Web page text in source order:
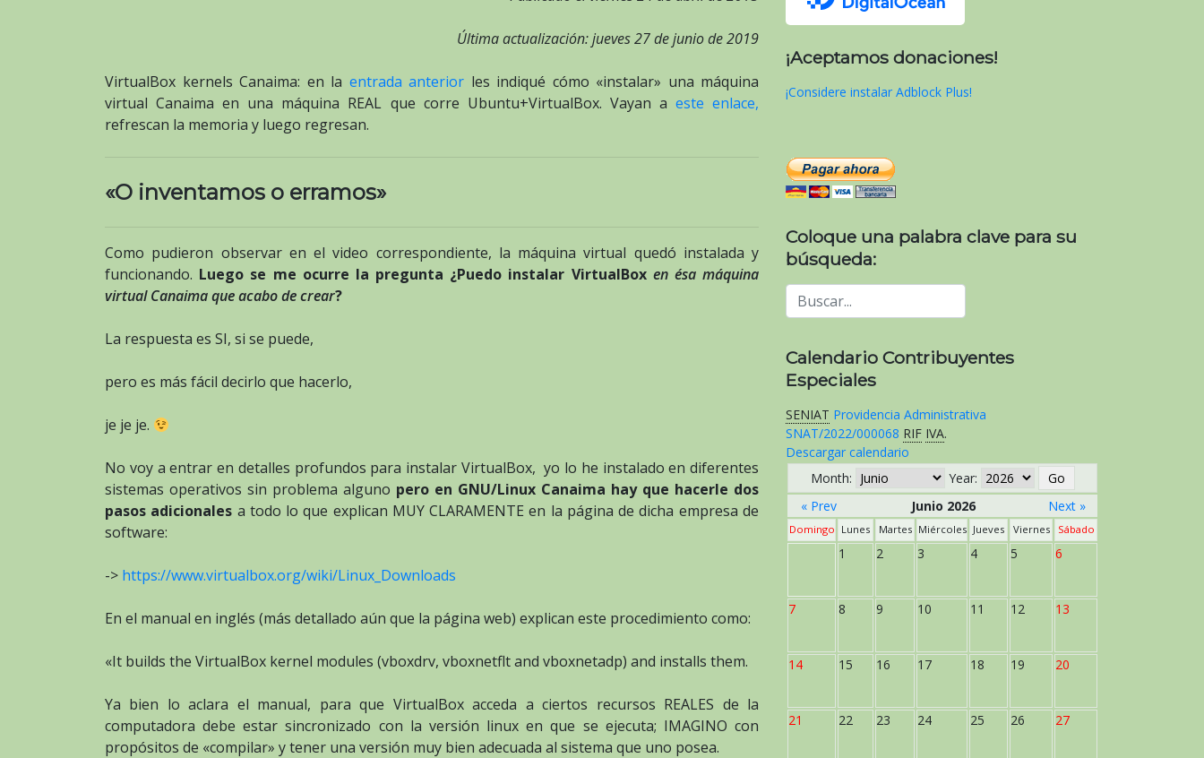
Última actualización: jueves 27 de junio de 2019
VirtualBox kernels Canaima: en la entrada anterior les indiqué cómo «instalar» una máquina
virtual Canaima en una máquina REAL que corre Ubuntu+VirtualBox. Vayan a este enlace,
refrescan la memoria y luego regresan.
«O inventamos o erramos»
Como pudieron observar en el video correspondiente, la máquina virtual quedó instalada y
funcionando. Luego se me ocurre la pregunta ¿Puedo instalar VirtualBox en ésa máquina
virtual Canaima que acabo de crear?
La respuesta es SI, si se puede,
pero es más fácil decirlo que hacerlo,
je je je.
No voy a entrar en detalles profundos para instalar VirtualBox, yo lo he instalado en diferentes
sistemas operativos sin problema alguno pero en GNU/Linux Canaima hay que hacerle dos
pasos adicionales a todo lo que explican MUY CLARAMENTE en la página de dicha empresa de
software:
-> https://www.virtualbox.org/wiki/Linux_Downloads
En el manual en inglés (más detallado aún que la página web) explican este procedimiento como:
«It builds the VirtualBox kernel modules (vboxdrv, vboxnetflt and vboxnetadp) and installs them.
Ya bien lo aclara el manual, para que VirtualBox acceda a ciertos recursos REALES de la
computadora debe estar sincronizado con la versión linux en que se ejecuta; IMAGINO con
propósitos de «compilar» y tener una versión muy bien adecuada al sistema que uno posea.
¡Aceptamos donaciones!
¡Considere instalar Adblock Plus!
Coloque una palabra clave para su
búsqueda:
Calendario Contribuyentes
Especiales
SENIAT Providencia Administrativa
SNAT/2022/000068 RIF IVA.
Descargar calendario
Month:
Year:
« Prev
Junio 2026 Next »
Domingo Lunes Martes Miércoles Jueves Viernes Sábado
1 2 3 4 5 6
7 8 9 10 11 12 13
14 15 16 17 18 19 20
21 22 23 24 25 26 27